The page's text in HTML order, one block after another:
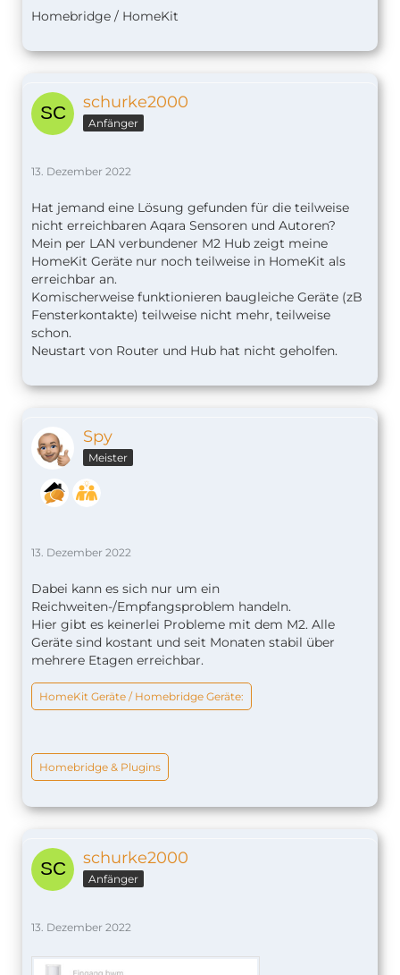
Homebridge / HomeKit
schurke2000
Anfänger
13. Dezember 2022
Hat jemand eine Lösung gefunden für die teilweise
nicht erreichbaren Aqara Sensoren und Autoren?
Mein per LAN verbundener M2 Hub zeigt meine
HomeKit Geräte nur noch teilweise in HomeKit als
erreichbar an.
Komischerweise funktionieren baugleiche Geräte (zB
Fensterkontakte) teilweise nicht mehr, teilweise
schon.
Neustart von Router und Hub hat nicht geholfen.
Spy
Meister
13. Dezember 2022
Dabei kann es sich nur um ein
Reichweiten-/Empfangsproblem handeln.
Hier gibt es keinerlei Probleme mit dem M2. Alle
Geräte sind kostant und seit Monaten stabil über
mehrere Etagen erreichbar.
HomeKit Geräte / Homebridge Geräte:
Homebridge & Plugins
schurke2000
Anfänger
13. Dezember 2022